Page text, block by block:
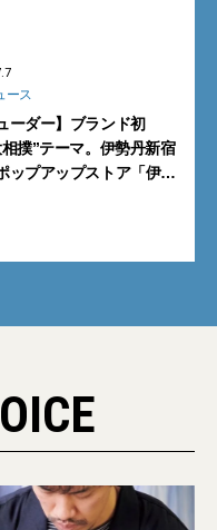
ース
ーダー】ブランド初
撲”テーマ。伊勢丹新宿
ップアップストア「伊勢